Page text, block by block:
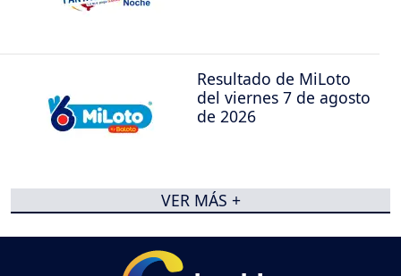
Resultado de MiLoto
del viernes 7 de agosto
de 2026
VER MÁS +